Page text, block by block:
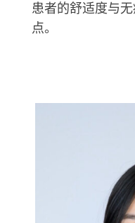
患者的舒适度与
点。